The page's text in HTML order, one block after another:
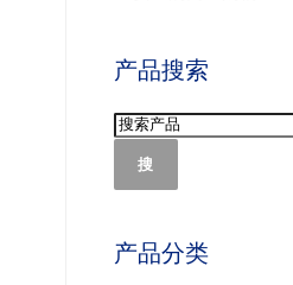
产品搜索
搜
产品分类